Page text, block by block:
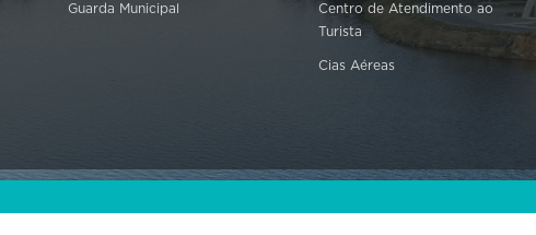
Guarda Municipal
Centro de Atendimento ao
Turista
Cias Aéreas